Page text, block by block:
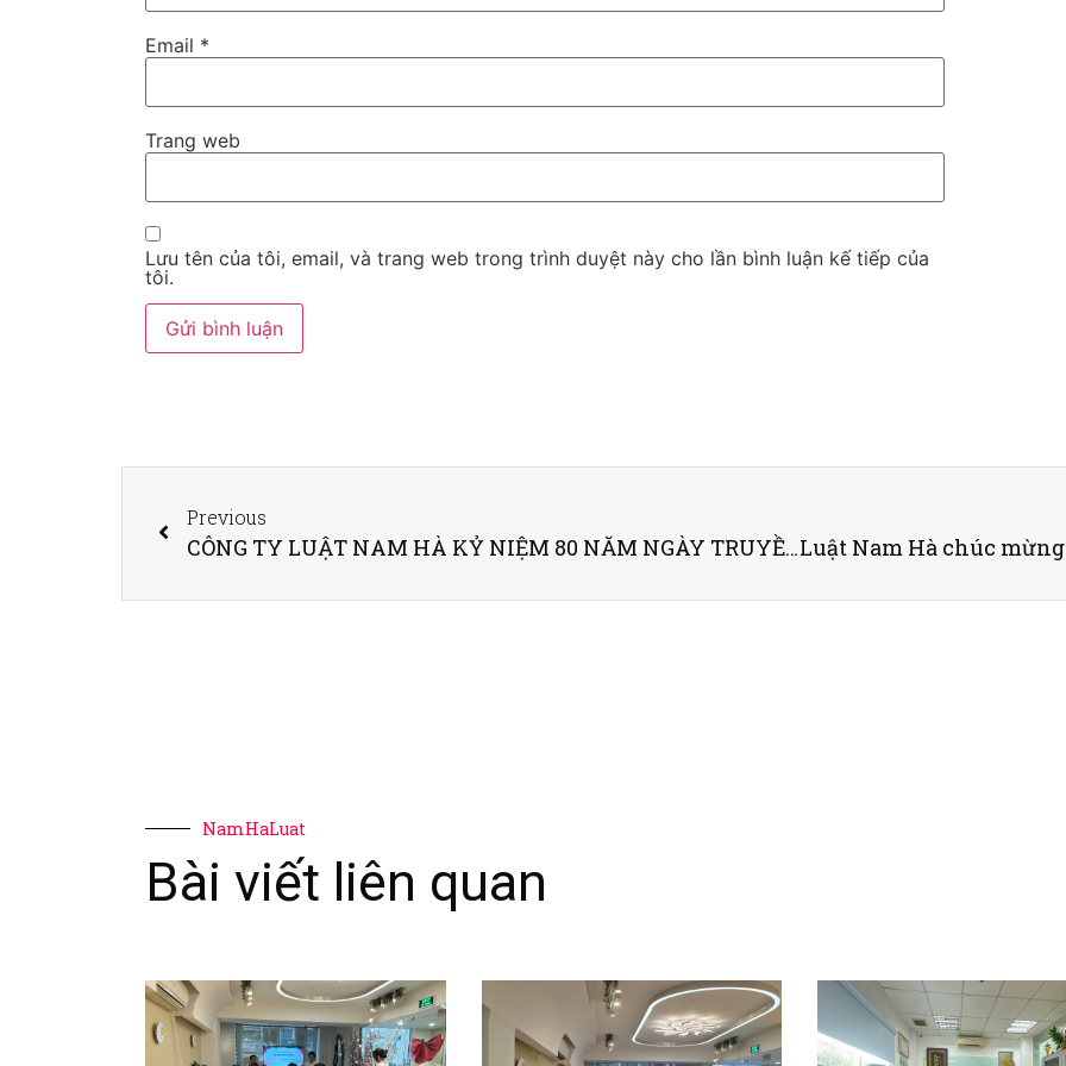
Email *
Trang web
Lưu tên của tôi, email, và trang web trong trình duyệt này cho lần bình luận kế tiếp của
tôi.
Previous
CÔNG TY LUẬT NAM HÀ KỶ NIỆM 80 NĂM NGÀY TRUYỀN THỐNG LUẬT SƯ VIỆT NAM VÀ HƯỞNG ỨNG NGÀY PHÁP LUẬT VIỆT NAM 2025
NamHaLuat
Bài viết liên quan